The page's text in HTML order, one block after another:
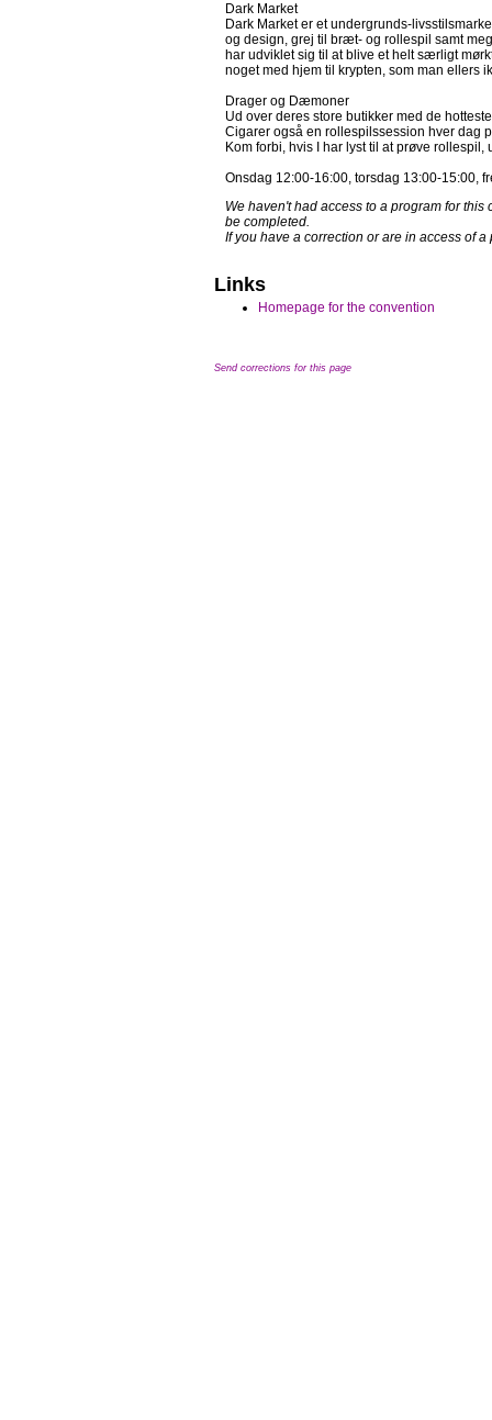
Dark Market
Dark Market er et undergrunds-
og design, grej til bræt- og rollespil samt
har udviklet sig til at blive et helt særligt
noget med hjem til krypten, som man ellers
Drager og Dæmoner
Ud over deres store butikker med de
Cigarer også en rollespilssession hver dag
Kom forbi, hvis I har lyst til at prøve
Onsdag 12:00-16:00, torsdag 13:00-15:00,
We haven't had access to a program for
be completed.
If you have a correction or are in access of
Links
Homepage for the convention
Send corrections for this page